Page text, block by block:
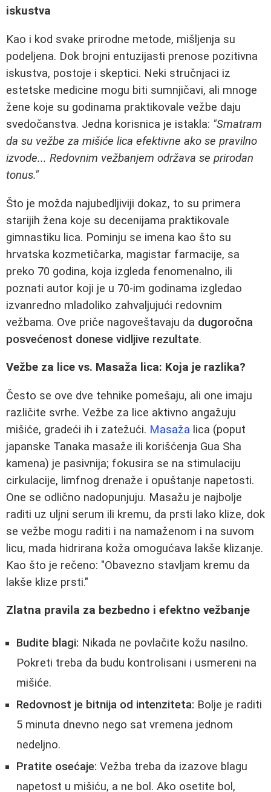
iskustva
Kao i kod svake prirodne metode, mišljenja su
podeljena. Dok brojni entuzijasti prenose pozitivna
iskustva, postoje i skeptici. Neki stručnjaci iz
estetske medicine mogu biti sumnjičavi, ali mnoge
žene koje su godinama praktikovale vežbe daju
svedočanstva. Jedna korisnica je istakla: "Smatram
da su vežbe za mišiće lica efektivne ako se pravilno
izvode... Redovnim vežbanjem održava se prirodan
tonus."
Što je možda najubedljiviji dokaz, to su primera
starijih žena koje su decenijama praktikovale
gimnastiku lica. Pominju se imena kao što su
hrvatska kozmetičarka, magistar farmacije, sa
preko 70 godina, koja izgleda fenomenalno, ili
poznati autor koji je u 70-im godinama izgledao
izvanredno mladoliko zahvaljujući redovnim
vežbama. Ove priče nagoveštavaju da dugoročna
posvećenost donese vidljive rezultate.
Vežbe za lice vs. Masaža lica: Koja je razlika?
Često se ove dve tehnike pomešaju, ali one imaju
različite svrhe. Vežbe za lice aktivno angažuju
mišiće, gradeći ih i zatežući. Masaža lica (poput
japanske Tanaka masaže ili korišćenja Gua Sha
kamena) je pasivnija; fokusira se na stimulaciju
cirkulacije, limfnog drenaže i opuštanje napetosti.
One se odlično nadopunjuju. Masažu je najbolje
raditi uz uljni serum ili kremu, da prsti lako klize, dok
se vežbe mogu raditi i na namaženom i na suvom
licu, mada hidrirana koža omogućava lakše klizanje.
Kao što je rečeno: "Obavezno stavljam kremu da
lakše klize prsti."
Zlatna pravila za bezbedno i efektno vežbanje
Budite blagi: Nikada ne povlačite kožu nasilno.
Pokreti treba da budu kontrolisani i usmereni na
mišiće.
Redovnost je bitnija od intenziteta: Bolje je raditi
5 minuta dnevno nego sat vremena jednom
nedeljno.
Pratite osećaje: Vežba treba da izazove blagu
napetost u mišiću, a ne bol. Ako osetite bol,